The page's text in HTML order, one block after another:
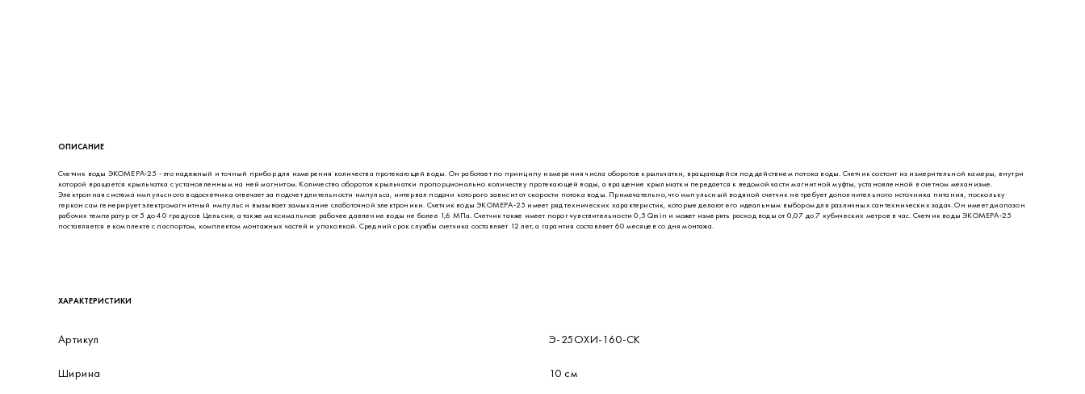
ОПИСАНИЕ
Счетчик воды ЭКОМЕРА-25 - это надежный и точный прибор для измерения количества протекающей воды. Он работает по принципу измерения числа оборотов крыльчатки, вращающейся под действием потока воды. Счетчик состоит из измерительной камеры, внутри
которой вращается крыльчатка с установленным на ней магнитом. Количество оборотов крыльчатки пропорционально количеству протекающей воды, а вращение крыльчатки передается к ведомой части магнитной муфты, установленной в счетном механизме.
Электронная система импульсного водосчетчика отвечает за подсчет длительности импульса, интервал подачи которого зависит от скорости потока воды. Примечательно, что импульсный водяной счетчик не требует дополнительного источника питания, поскольку
геркон сам генерирует электромагнитный импульс и вызывает замыкание слаботочной электроники. Счетчик воды ЭКОМЕРА-25 имеет ряд технических характеристик, которые делают его идеальным выбором для различных сантехнических задач. Он имеет диапазон
рабочих температур от 5 до 40 градусов Цельсия, а также максимальное рабочее давление воды не более 1,6 МПа. Счетчик также имеет порог чувствительности 0,5 Qmin и может измерять расход воды от 0,07 до 7 кубических метров в час. Счетчик воды ЭКОМЕРА-25
поставляется в комплекте с паспортом, комплектом монтажных частей и упаковкой. Средний срок службы счетчика составляет 12 лет, а гарантия составляет 60 месяцев со дня монтажа.
ХАРАКТЕРИСТИКИ
Артикул Э-25ОХИ-160-СК
Ширина 10 см